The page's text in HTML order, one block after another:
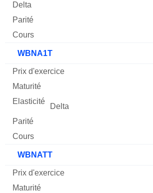
WBNA1T
WBNATT